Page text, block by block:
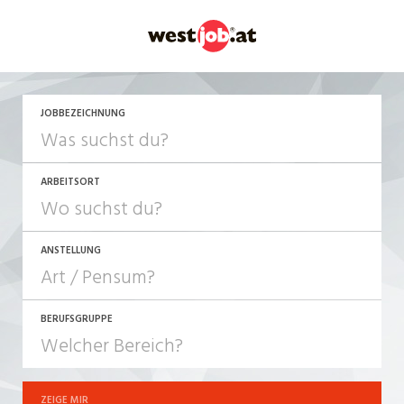
JOBBEZEICHNUNG
ARBEITSORT
ANSTELLUNG
JOB-TYP
Festanstellung
BERUFSGRUPPE
ZEIGE MIR